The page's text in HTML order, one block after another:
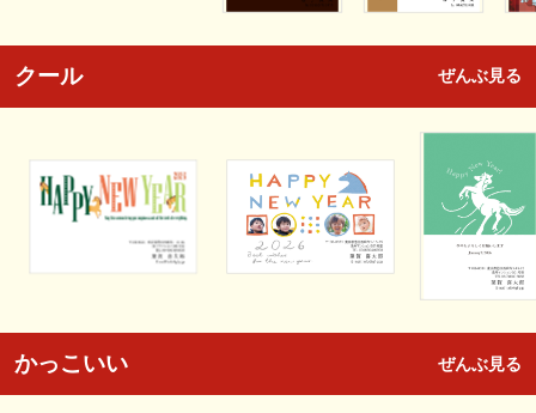
クール ぜんぶ見る
かっこいい ぜんぶ見る